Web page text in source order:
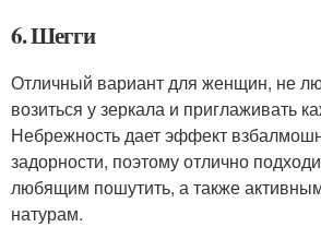
6. Шегги
Отличный вариант для женщин, не
возиться у зеркала и приглаживать
Небрежность дает эффект
задорности, поэтому отлично
любящим пошутить, а также
натурам.